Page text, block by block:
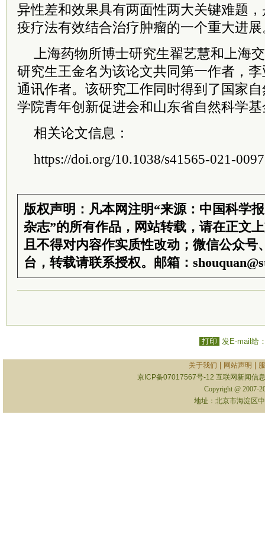
异性差和效果具有两面性两大关键难题
疫疗法有效结合治疗肿瘤的一个重大进展
上海药物所博士研究生翟艺慧和上海
研究生王金名为该论文共同第一作者，
通讯作者。该研究工作同时得到了国家
学院青年创新促进会和山东省自然科学
相关论文信息：
https://doi.org/10.1038/s41565-021-
版权声明：凡本网注明“来源：中国科学
杂志”的所有作品，网站转载，请在正文
且不得对内容作实质性改动；微信公众号
台，转载请联系授权。邮箱：
打印 发E-mail给
关于我们 网站声明
京ICP备07017567号-12 互联网新闻信
Copyright @ 2007-
地址：北京市海淀区